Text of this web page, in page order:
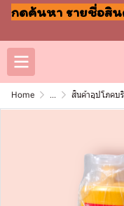
กดค้นหา รายชื่อสิน
Home ... สินค้าอุปโภคบริโภค แชมพู สบู่